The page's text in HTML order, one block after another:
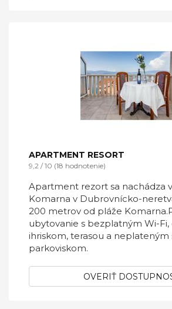
APARTMENT RESORT
9,2 / 10 (18 hodnotenie)
Apartment rezort sa nachádza
Komarna v Dubrovnícko-
200 metrov od pláže
ubytovanie s bezplatným Wi-Fi,
ihriskom, terasou a
parkoviskom.
OVERIŤ